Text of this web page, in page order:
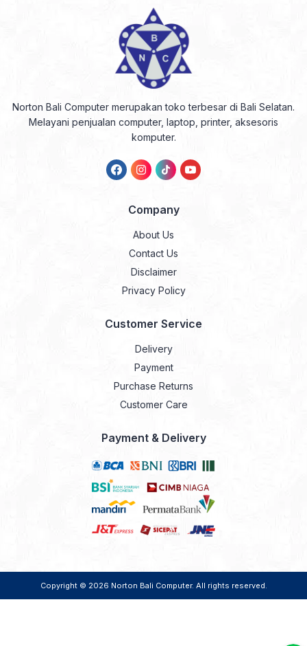
Norton Bali Computer merupakan toko terbesar di Bali Selatan.
Melayani penjualan computer, laptop, printer, aksesoris
komputer.
Company
About Us
Contact Us
Disclaimer
Privacy Policy
Customer Service
Delivery
Payment
Purchase Returns
Customer Care
Payment & Delivery
Copyright © 2026 Norton Bali Computer. All rights reserved.